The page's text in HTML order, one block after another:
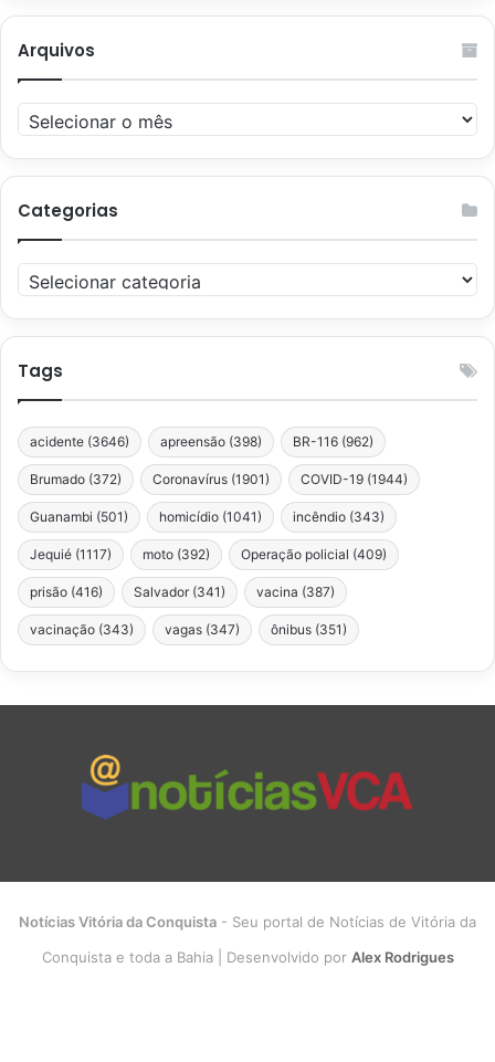
Arquivos
Arquivos
Categorias
Categorias
Tags
acidente (3646) apreensão (398) BR-116 (962)
Brumado (372) Coronavírus (1901) COVID-19 (1944)
Guanambi (501) homicídio (1041) incêndio (343)
Jequié (1117) moto (392) Operação policial (409)
prisão (416) Salvador (341) vacina (387)
vacinação (343) vagas (347) ônibus (351)
Notícias Vitória da Conquista - Seu portal de Notícias de Vitória da
Conquista e toda a Bahia | Desenvolvido por Alex Rodrigues